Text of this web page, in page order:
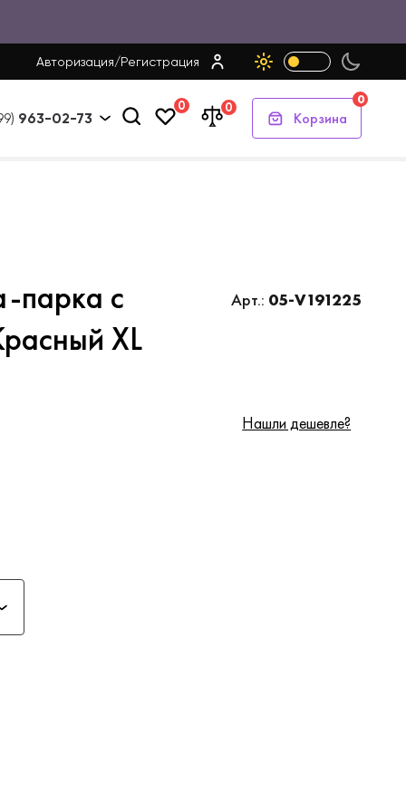
Авторизация/Регистрация
963-02-73
0 0
Корзина
0
парка с
XL
Арт.: 05-V191225
Нашли дешевле?